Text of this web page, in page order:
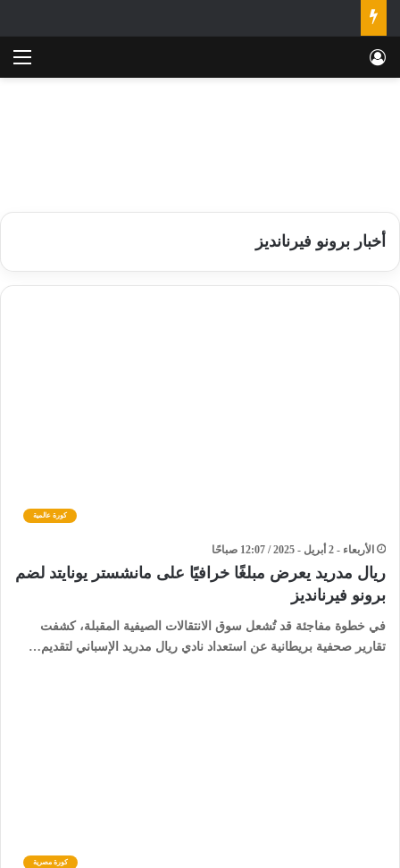
أخبار برونو فيرنانديز
كورة عالمية
الأربعاء - 2 أبريل - 2025 / 12:07 صباحًا
ريال مدريد يعرض مبلغًا خرافيًا على مانشستر يونايتد لضم
برونو فيرنانديز
في خطوة مفاجئة قد تُشعل سوق الانتقالات الصيفية المقبلة، كشفت
تقارير صحفية بريطانية عن استعداد نادي ريال مدريد الإسباني لتقديم…
كورة مصرية